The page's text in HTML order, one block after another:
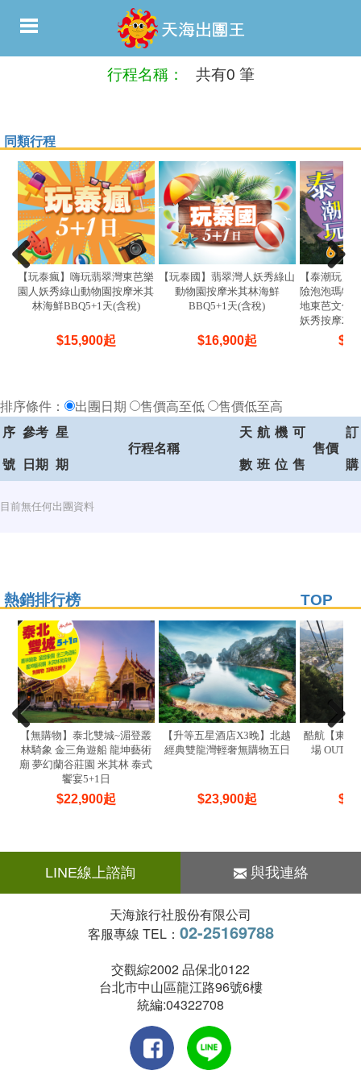
行程名稱： 共有0 筆
同類行程
【玩泰瘋】嗨玩翡翠灣東芭樂
園人妖秀綠山動物園按摩米其
林海鮮BBQ5+1天(含稅)
$15,900起
【玩泰國】翡翠灣人妖秀綠山
動物園按摩米其林海鮮
BBQ5+1天(含稅)
$16,900起
【泰潮玩】
險泡泡瑪特
地東芭文化
妖秀按摩2小
$
排序條件： 出團日期 售價高至低
售價低至高
序
號
參考
日期
星
期
行程名稱
天
數
航
班
機
位
可
售
售價
訂
購
目前無任何出團資料
熱銷排行榜 TOP
【無購物】泰北雙城~湄登叢
林騎象 金三角遊船 龍坤藝術
廟 夢幻蘭谷莊園 米其林 泰式
饗宴5+1日
$22,900起
【升等五星酒店X3晚】北越
經典雙龍灣輕奢無購物五日
$23,900起
酷航【東京
場
$
LINE線上諮詢 與我連絡
天海旅行社股份有限公司
客服專線 TEL： 02-25169788
交觀綜2002 品保北0122
台北市中山區龍江路96號6樓
統編:04322708